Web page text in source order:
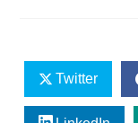
Twitter